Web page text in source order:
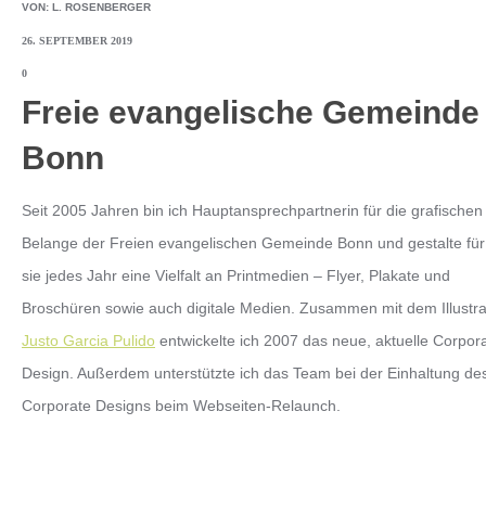
VON: L. ROSENBERGER
26. SEPTEMBER 2019
0
Freie evangelische Gemeinde
Bonn
Seit 2005 Jahren bin ich Hauptansprechpartnerin für die grafischen
Belange der Freien evangelischen Gemeinde Bonn und gestalte für
sie jedes Jahr eine Vielfalt an Printmedien – Flyer, Plakate und
Broschüren sowie auch digitale Medien. Zusammen mit dem
Justo Garcia Pulido entwickelte ich 2007 das neue, aktuelle
Design. Außerdem unterstützte ich das Team bei der Einhaltung
Corporate Designs beim Webseiten-Relaunch.